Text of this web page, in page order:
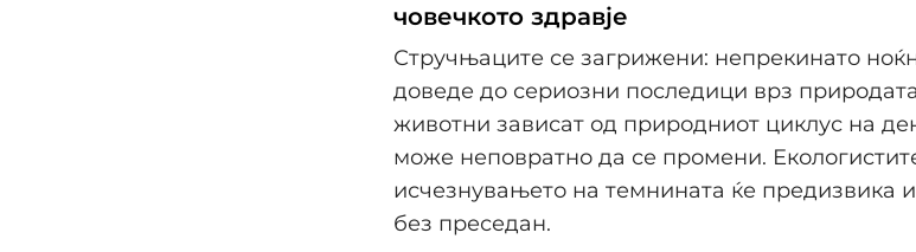
човечкото здравје
Стручњаците се загрижени: непрекинато
доведе до сериозни последици врз
животни зависат од природниот циклус на
може неповратно да се промени.
исчезнувањето на темнината ќе предизвика
без преседан.